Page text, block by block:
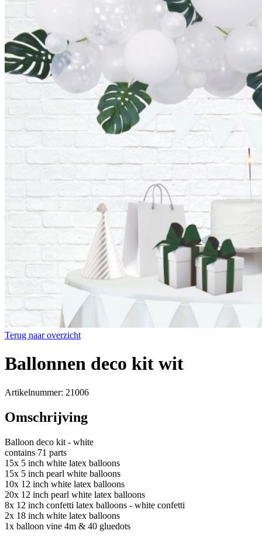
Terug naar overzicht
Ballonnen deco kit wit
Artikelnummer: 21006
Omschrijving
Balloon deco kit - white
contains 71 parts
15x 5 inch white latex balloons
15x 5 inch pearl white balloons
10x 12 inch white latex balloons
20x 12 inch pearl white latex balloons
8x 12 inch confetti latex balloons - white confetti
2x 18 inch white latex balloons
1x balloon vine 4m & 40 gluedots